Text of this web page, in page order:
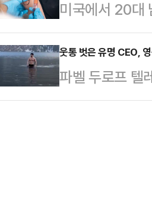
스를 확인하던
에서 스킨십하
년을 선고하고
게는 벌금 100
택가 거리에서
소됐다. B씨는
으…
미국에서 20대
에게 HIV(인간
다.13일(현지
길크리스트
다.HIV 감염자
웃통 벗은 유명 CEO,
파벨 두로프 텔
들어가 수영하